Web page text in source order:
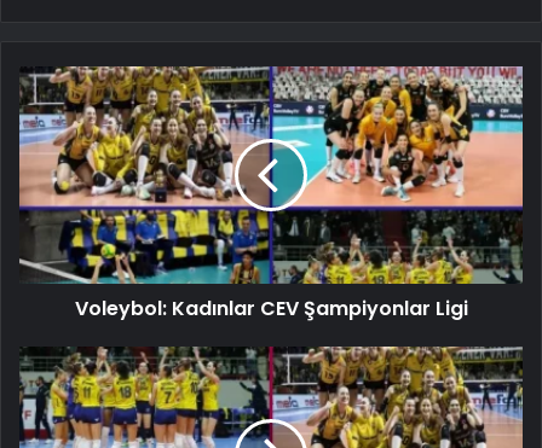
Voleybol: Kadınlar CEV Şampiyonlar Ligi